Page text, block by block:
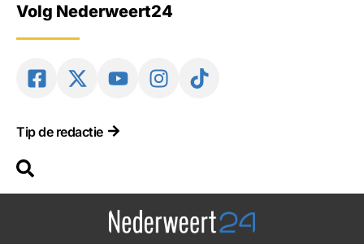
Volg Nederweert24
Tip de redactie